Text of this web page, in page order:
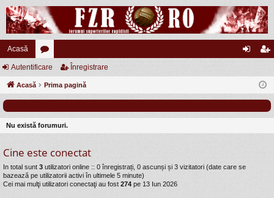
Acasă
or
u
uri
eg
Autentificare Înregistrare
Acasă Prima pagină
Nu există forumuri.
Cine este conectat
In total sunt 3 utilizatori online :: 0 înregistrați, 0 ascunși și 3 vizitatori (date care se
bazează pe utilizatorii activi în ultimele 5 minute)
Cei mai mulţi utilizatori conectaţi au fost 274 pe 13 Iun 2026